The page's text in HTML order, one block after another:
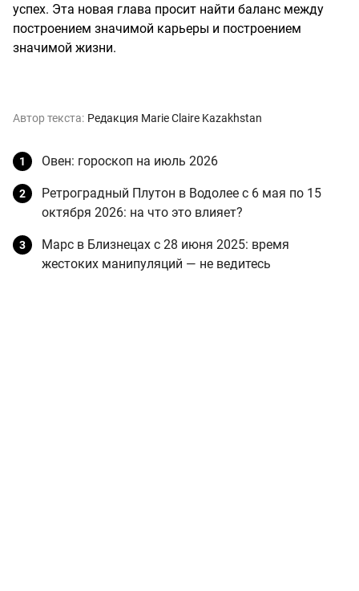
успех. Эта новая глава просит найти баланс между
построением значимой карьеры и построением
значимой жизни.
Автор текста: Редакция Marie Claire Kazakhstan
Овен: гороскоп на июль 2026
Ретроградный Плутон в Водолее с 6 мая по 15
октября 2026: на что это влияет?
Марс в Близнецах с 28 июня 2025: время
жестоких манипуляций — не ведитесь